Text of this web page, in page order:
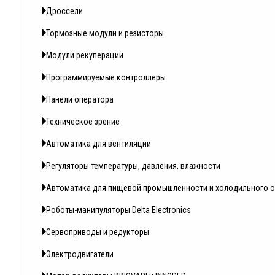
Дроссели
Тормозные модули и резисторы
Модули рекуперации
Программируемые контроллеры
Панели оператора
Техническое зрение
Автоматика для вентиляции
Регуляторы температуры, давления, влажности
Автоматика для пищевой промышленности и холодильного
Роботы-манипуляторы Delta Electronics
Сервоприводы и редукторы
Электродвигатели